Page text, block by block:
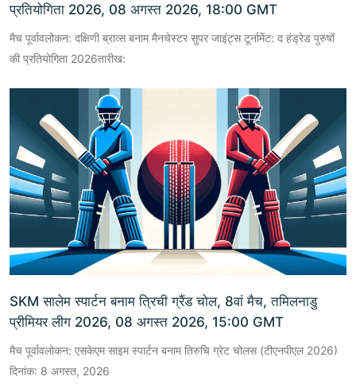
प्रतियोगिता 2026, 08 अगस्त 2026, 18:00 GMT
मैच पूर्वावलोकन: दक्षिणी ब्राव्स बनाम मैनचेस्टर सुपर जाइंट्स टूर्नामेंट: द हंड्रेड पुरुषों
की प्रतियोगिता 2026तारीख:
SKM सालेम स्पार्टन बनाम त्रिची ग्रैंड चोल, 8वां मैच, तमिलनाडु
प्रीमियर लीग 2026, 08 अगस्त 2026, 15:00 GMT
मैच पूर्वावलोकन: एसकेएम साइम स्पार्टन बनाम तिरुचि ग्रेट चोलस (टीएनपीएल 2026)
दिनांक: 8 अगस्त, 2026